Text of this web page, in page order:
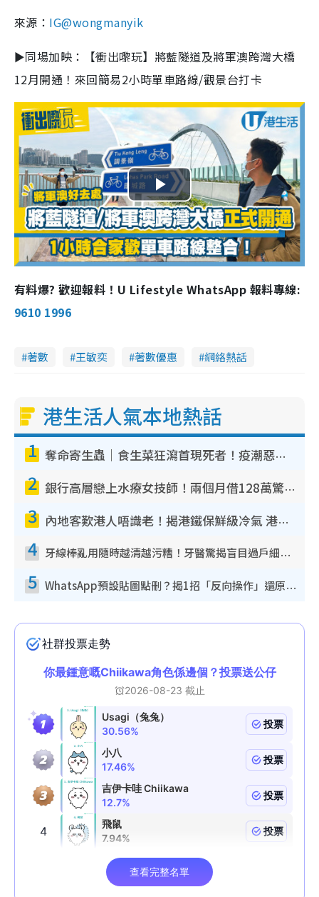
來源： IG@wongmanyik
►同場加映：【衝出嚟玩】將藍隧道及將軍澳跨灣大橋
12月開通！來回簡易2小時單車路線/觀景台打卡
P
l
a
y
i
e
o
有料爆? 歡迎報料！U Lifestyle WhatsApp 報料專線:
9610 1996
著數 王敏奕 著數優惠 網絡熱話
港生活人氣本地熱話
1 奪命寄生蟲｜食生菜狂瀉首現死者！疫潮惡化錄1.8萬宗病例 揭洗菜3大謬誤
2 銀行高層戀上水療女技師！兩個月借128萬驚覺「沉船」沉落火海 揭背後疑似邪教操控賣淫
3 內地客歎港人唔識老！揭港鐵保鮮級冷氣 港人求放過：咪投訴
4 牙線棒亂用隨時越清越污糟！牙醫驚揭盲目過戶細菌恐致蛀牙：呢種先係日常真保養
5 WhatsApp預設貼圖點刪？揭1招「反向操作」還原簡潔介面 附3步實測教學